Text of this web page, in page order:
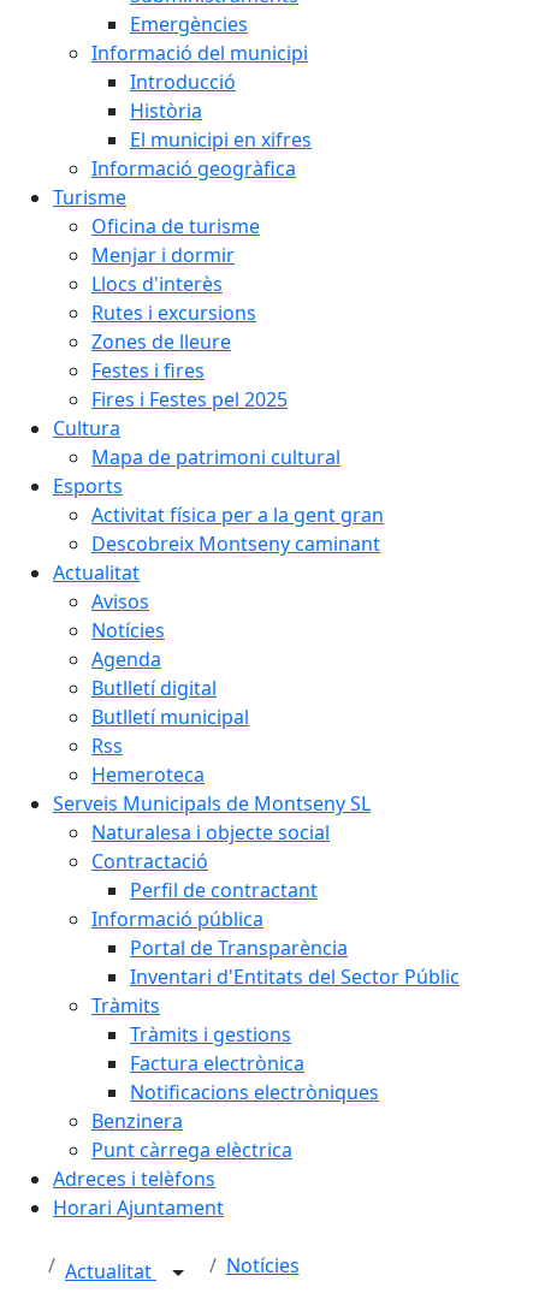
Emergències
Informació del municipi
Introducció
Història
El municipi en xifres
Informació geogràfica
Turisme
Oficina de turisme
Menjar i dormir
Llocs d'interès
Rutes i excursions
Zones de lleure
Festes i fires
Fires i Festes pel 2025
Cultura
Mapa de patrimoni cultural
Esports
Activitat física per a la gent gran
Descobreix Montseny caminant
Actualitat
Avisos
Notícies
Agenda
Butlletí digital
Butlletí municipal
Rss
Hemeroteca
Serveis Municipals de Montseny SL
Naturalesa i objecte social
Contractació
Perfil de contractant
Informació pública
Portal de Transparència
Inventari d'Entitats del Sector Públic
Tràmits
Tràmits i gestions
Factura electrònica
Notificacions electròniques
Benzinera
Punt càrrega elèctrica
Adreces i telèfons
Horari Ajuntament
Actualitat Notícies